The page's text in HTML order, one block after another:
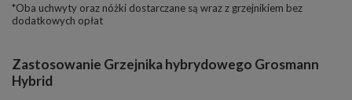
*Oba uchwyty oraz nóżki dostarczane są wraz z grzejnikiem bez
dodatkowych opłat
Zastosowanie Grzejnika hybrydowego Grosmann
Hybrid